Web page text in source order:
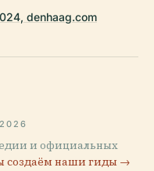
denhaag.com
и официальных
создаём наши гиды →